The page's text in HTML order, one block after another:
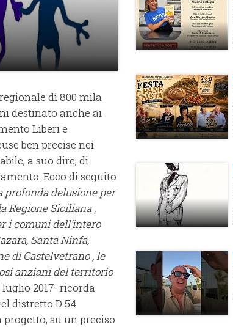
di 800 mila
destinato anche ai
Liberi e
ben precise nei
a suo dire, di
Ecco di seguito
profonda delusione per
Regione Siciliana ,
i comuni dell’intero
Santa Ninfa,
di Castelvetrano , le
anziani del territorio
luglio 2017- ricorda
distretto D 54
su un preciso